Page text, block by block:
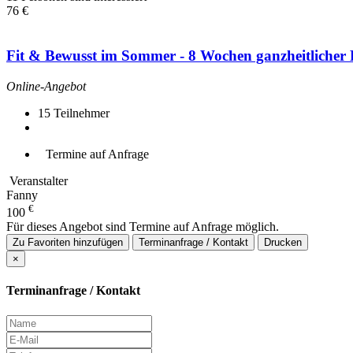
76 €
Fit & Bewusst im Sommer - 8 Wochen ganzheitlicher
Online-Angebot
15 Teilnehmer
Termine auf Anfrage
Veranstalter
Fanny
100 €
Für dieses Angebot sind Termine auf Anfrage möglich.
Zu Favoriten hinzufügen Terminanfrage / Kontakt
Drucken
×
Terminanfrage / Kontakt